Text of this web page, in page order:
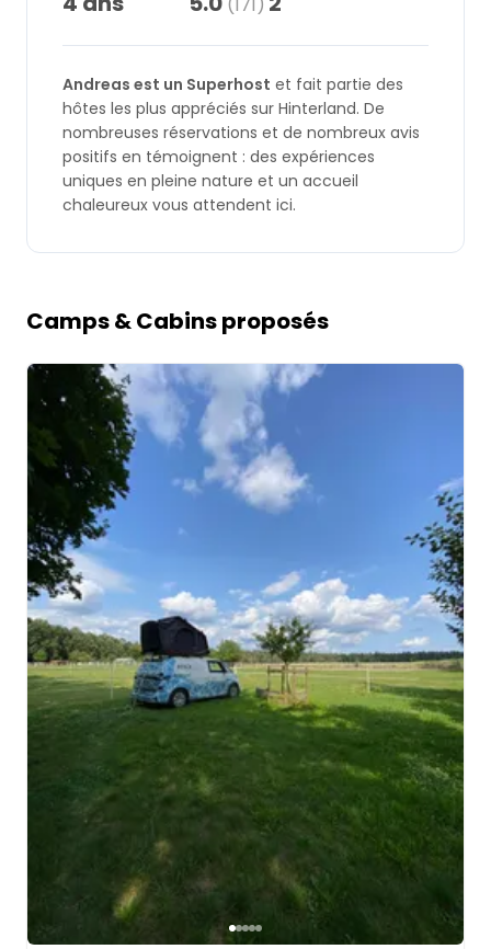
Demande à Howdy
Inspiration photo
Conseils et inspirations
Récits d'aventures
Bons cadeaux
À propos de nous
Shop
Contact
Select language
Andreas est un Superhost et fait partie des
hôtes les plus appréciés sur Hinterland. De
nombreuses réservations et de nombreux avis
positifs en témoignent : des expériences
uniques en pleine nature et un accueil
chaleureux vous attendent ici.
Camps & Cabins proposés
Image 1 of 5